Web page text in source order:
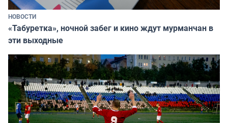
НОВОСТИ
«Табуретка», ночной забег и кино ждут мурманчан в
эти выходные